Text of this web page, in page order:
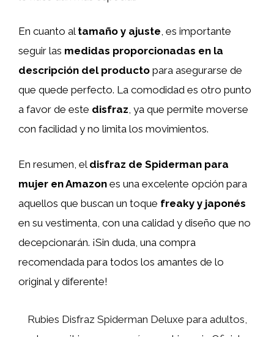
En cuanto al tamaño y ajuste, es importante
seguir las medidas proporcionadas en la
descripción del producto para asegurarse de
que quede perfecto. La comodidad es otro punto
a favor de este disfraz, ya que permite moverse
con facilidad y no limita los movimientos.
En resumen, el disfraz de Spiderman para
mujer en Amazon es una excelente opción para
aquellos que buscan un toque freaky y japonés
en su vestimenta, con una calidad y diseño que no
decepcionarán. ¡Sin duda, una compra
recomendada para todos los amantes de lo
original y diferente!
Rubies Disfraz Spiderman Deluxe para adultos,